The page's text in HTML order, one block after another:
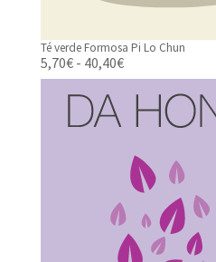
Té verde Formosa Pi Lo Chun
5,70€ - 40,40€Rango
de
precios:
desde
5,70€
40,40€